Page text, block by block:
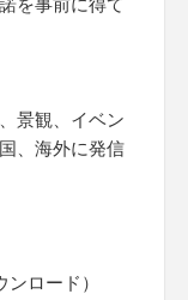
を事前に得て
景観、イベン
、海外に発信
ロード）